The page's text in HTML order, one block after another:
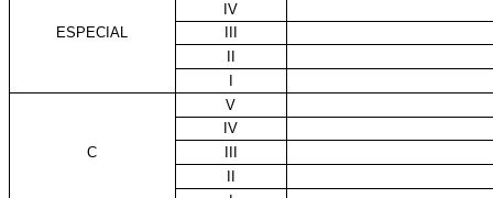
ESPECIAL
IV
C
V
IV